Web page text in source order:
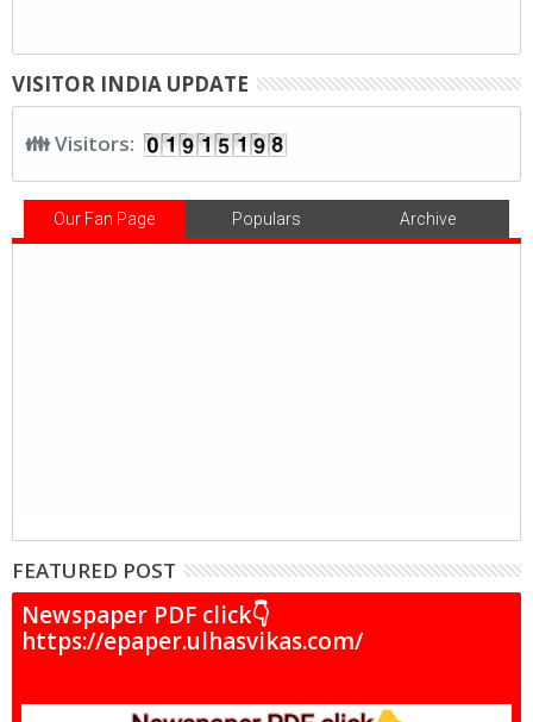
VISITOR INDIA UPDATE
👪 Visitors:
Our Fan Page Populars Archive
FEATURED POST
Newspaper PDF click👇
https://epaper.ulhasvikas.com/